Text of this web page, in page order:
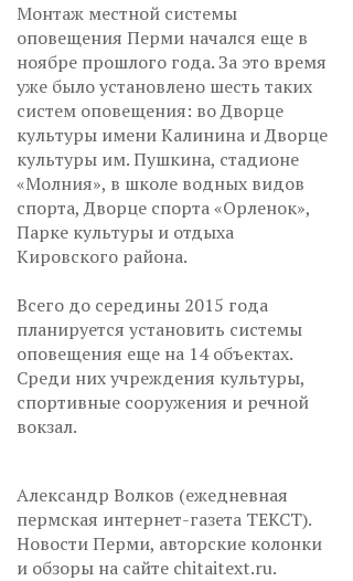
Монтаж местной системы
оповещения Перми начался еще в
ноябре прошлого года. За это время
уже было установлено шесть таких
систем оповещения: во Дворце
культуры имени Калинина и Дворце
культуры им. Пушкина, стадионе
«Молния», в школе водных видов
спорта, Дворце спорта «Орленок»,
Парке культуры и отдыха
Кировского района.
Всего до середины 2015 года
планируется установить системы
оповещения еще на 14 объектах.
Среди них учреждения культуры,
спортивные сооружения и речной
вокзал.
Александр Волков (ежедневная
пермская интернет-газета ТЕКСТ).
Новости Перми, авторские колонки
и обзоры на сайте chitaitext.ru.